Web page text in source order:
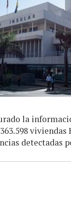
la
detectadas